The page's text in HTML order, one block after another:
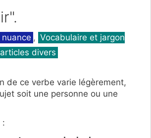
, Vocabulaire et jargon
divers
de ce verbe varie légèrement,
soit une personne ou une
: